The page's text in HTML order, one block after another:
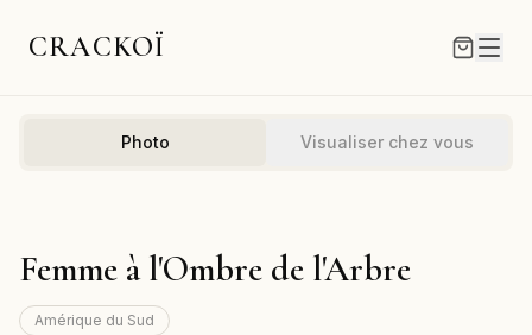
CRACKOÏ
Photo Visualiser chez vous
Femme à l'Ombre de l'Arbre
Amérique du Sud